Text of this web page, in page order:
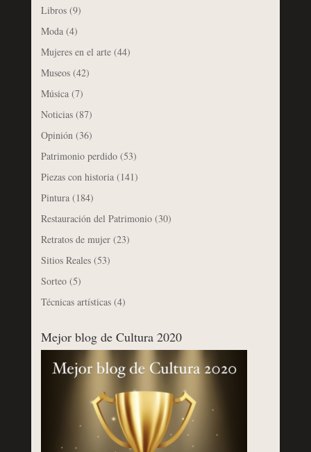
Libros(9)
Moda(4)
Mujeres en el arte(44)
Museos(42)
Música(7)
Noticias(87)
Opinión(36)
Patrimonio perdido(53)
Piezas con historia(141)
Pintura(184)
Restauración del Patrimonio(30)
Retratos de mujer(23)
Sitios Reales(53)
Sorteo(5)
Técnicas artísticas(4)
Mejor blog de Cultura 2020